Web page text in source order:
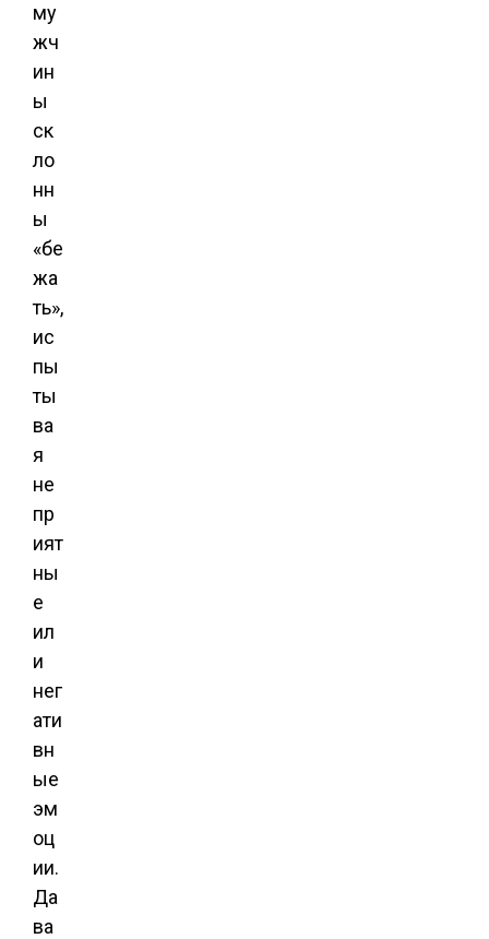
му
жч
ин
ы
ск
ло
нн
ы
«бе
жа
ть»,
ис
пы
ты
ва
я
не
пр
ият
ны
е
ил
и
нег
ати
вн
ые
эм
оц
ии.
Да
ва